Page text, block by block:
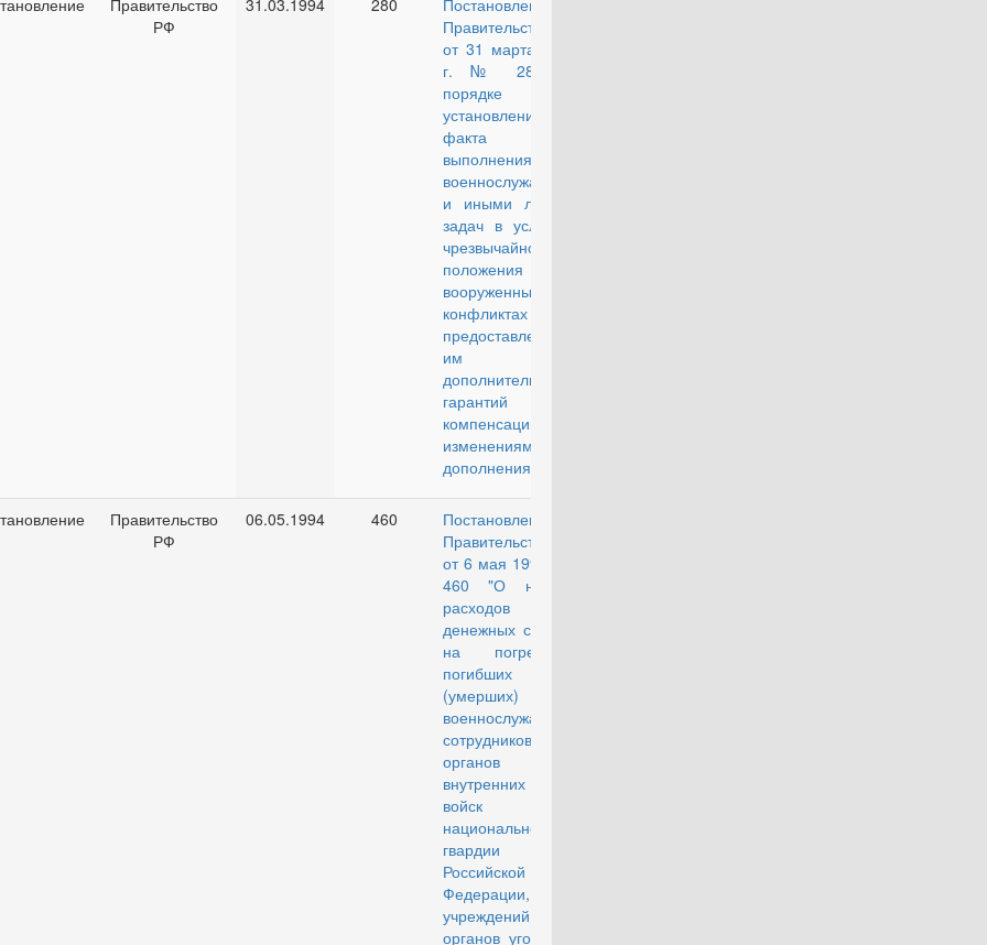
Правительство
РФ
31.03.1994 280
Постановление
Правительства РФ
от 31 марта 1994
г. № 280 "О
порядке
установления
факта
выполнения
военнослужащими
и иными лицами
задач в условиях
чрезвычайного
положения и при
вооруженных
конфликтах и
предоставления
им
дополнительных
гарантий и
компенсаций" (с
изменениями и
дополнениями)
Правительство
РФ
06.05.1994 460
Постановление
Правительства РФ
от 6 мая 1994 г. N
460 "О нормах
расходов
денежных средств
на погребение
погибших
(умерших)
военнослужащих,
сотрудников
органов
внутренних дел,
войск
национальной
гвардии
Российской
Федерации,
учреждений и
органов уголовно-